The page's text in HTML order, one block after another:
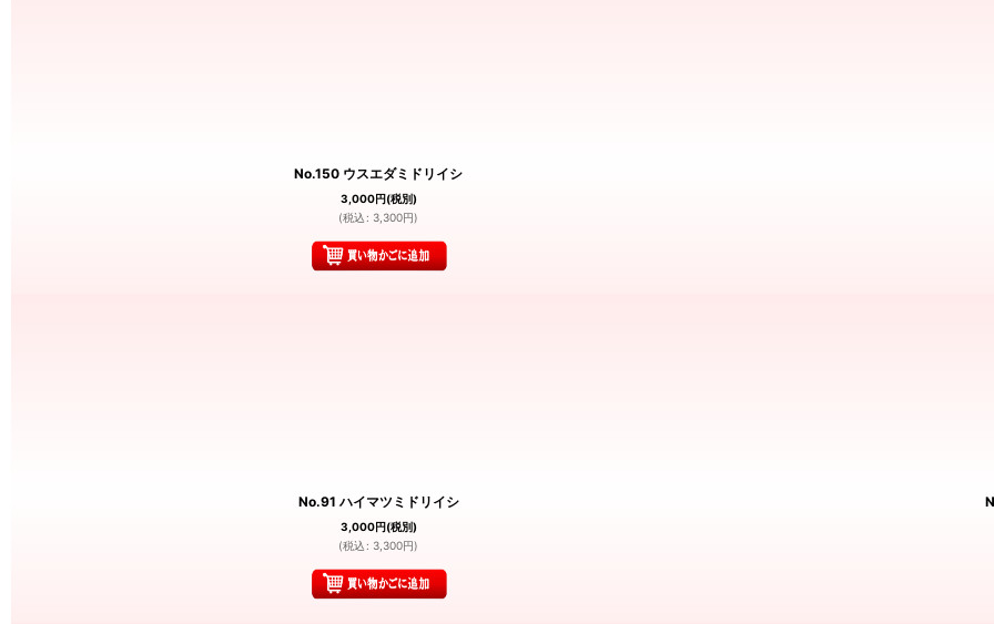
No.150 ウスエダミドリイシ
3,000円(税別)
(税込 : 3,300円)
No.91 ハイマツミドリイシ
3,000円(税別)
(税込 : 3,300円)